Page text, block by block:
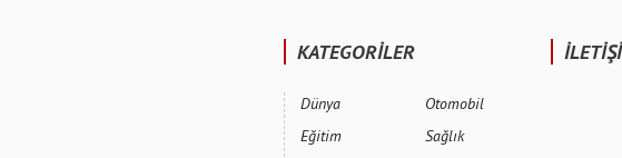
KATEGORİLER
Dünya
Eğitim
Otomobil
Sağlık